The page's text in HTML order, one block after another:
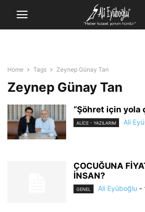
Home Tags Zeynep Günay Tan
Zeynep Günay Tan
“Şöhret için yola
ALİCE - YAZILARIM Ali
ÇOCUĞUNA
İNSAN?
GENEL Ali Eyüboğlu -